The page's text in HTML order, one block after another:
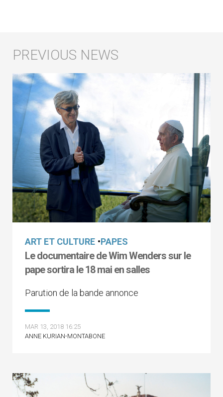
ART ET CULTURE •PAPES
Le documentaire de Wim Wenders sur le
pape sortira le 18 mai en salles
Parution de la bande annonce
MAR 13, 2018 16:25
ANNE KURIAN-MONTABONE